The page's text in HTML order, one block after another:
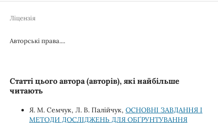
Ліцензія
Авторські права....
Статті цього автора (авторів), які найбільше
читають
Я. М. Семчук, Л. В. Палійчук, ОСНОВНІ ЗАВДАННЯ І
МЕТОДИ ДОСЛІДЖЕНЬ ДЛЯ ОБҐРУНТУВАННЯ